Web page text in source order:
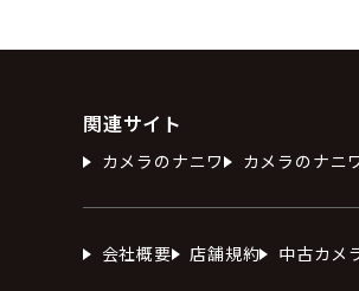
関連サイト
カメラのナニワ カメラのナニ
会社概要 店舗規約 中古カメ